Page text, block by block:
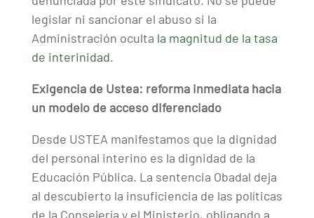
legislar ni sancionar el abuso si la
Administración oculta la magnitud de la tasa
de interinidad.
Exigencia de Ustea: reforma inmediata hacia
un modelo de acceso diferenciado
Desde USTEA manifestamos que la dignidad
del personal interino es la dignidad de la
Educación Pública. La sentencia Obadal deja
al descubierto la insuficiencia de las políticas
de la Consejería y el Ministerio, obligando a